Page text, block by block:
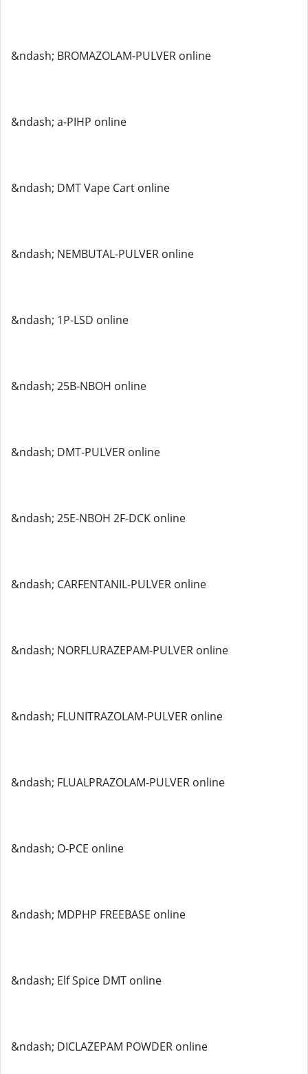
&ndash; BROMAZOLAM-PULVER online
&ndash; a-PIHP online
&ndash; DMT Vape Cart online
&ndash; NEMBUTAL-PULVER online
&ndash; 1P-LSD online
&ndash; 25B-NBOH online
&ndash; DMT-PULVER online
&ndash; 25E-NBOH 2F-DCK online
&ndash; CARFENTANIL-PULVER online
&ndash; NORFLURAZEPAM-PULVER online
&ndash; FLUNITRAZOLAM-PULVER online
&ndash; FLUALPRAZOLAM-PULVER online
&ndash; O-PCE online
&ndash; MDPHP FREEBASE online
&ndash; Elf Spice DMT online
&ndash; DICLAZEPAM POWDER online